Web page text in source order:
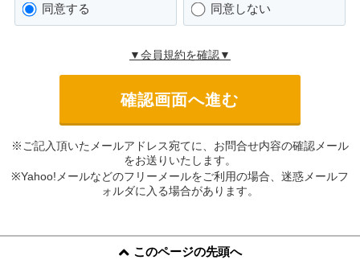
同意する 同意しない
▼会員規約を確認▼
※ご記入頂いたメールアドレス宛てに、お問合せ内容の確認メール
をお送りいたします。
※Yahoo!メールなどのフリーメールをご利用の場合、迷惑メールフ
ォルダに入る場合があります。
このページの先頭へ